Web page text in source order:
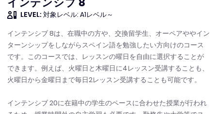
LEVEL: 対象レベル: A1レベル～
インテンシブ 8は、在職中の方や、交換留学生、オーペアややイン
ターンシップをしながらスペイン語を勉強したい方向けのコース
です。このコースでは、レッスンの曜日を自由に選択することが
できます。例えば、火曜日と木曜日に4レッスン受講することも、
火曜日から金曜日まで毎日2レッスン受講することも可能です。
インテンシブ 20に在籍中の学生のペースに合わせた授業が行われ